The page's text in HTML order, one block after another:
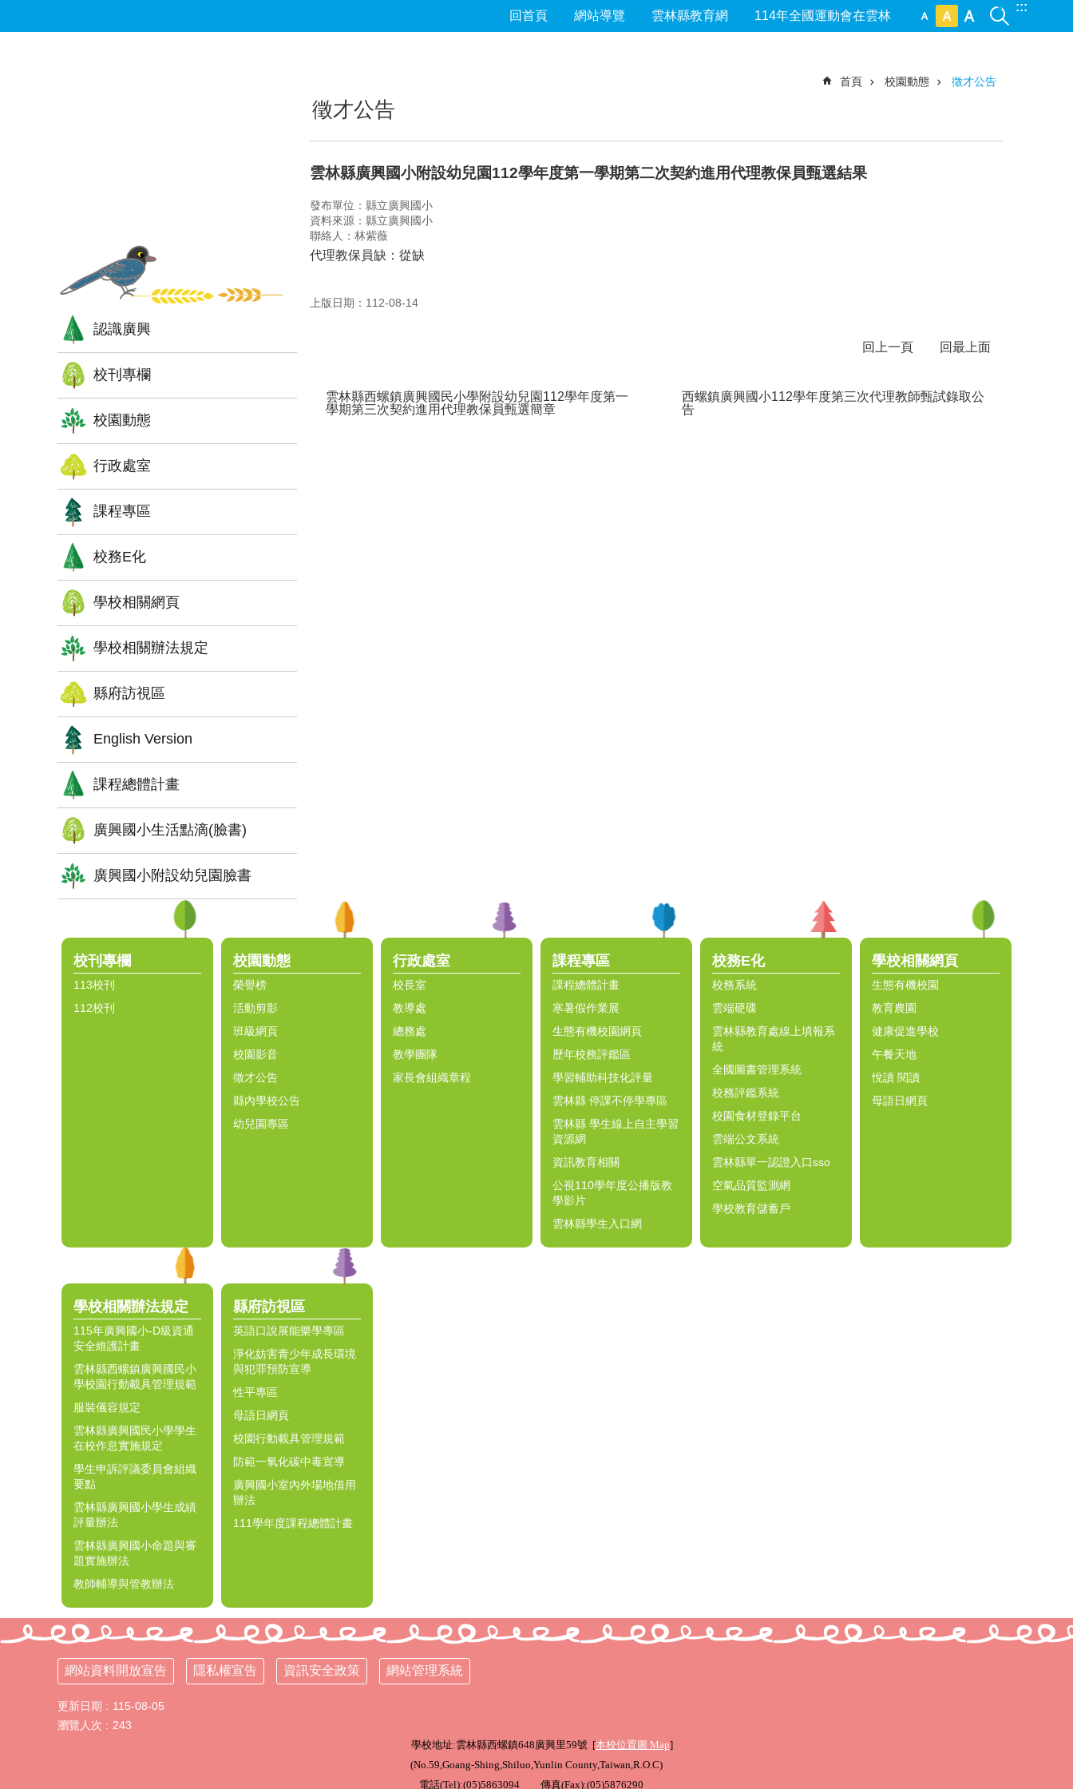
:::
回首頁 網站導覽 雲林縣教育網 114年全國運動會在雲林
認識廣興
校刊專欄
校園動態
行政處室
課程專區
校務E化
學校相關網頁
學校相關辦法規定
縣府訪視區
English Version
課程總體計畫
廣興國小生活點滴(臉書)
廣興國小附設幼兒園臉書
首頁 校園動態 徵才公告
徵才公告
雲林縣廣興國小附設幼兒園112學年度第一學期第二次契約進用代理教保員甄選結果
發布單位：縣立廣興國小
資料來源：縣立廣興國小
聯絡人：林紫薇
代理教保員缺：從缺
上版日期：112-08-14
回上一頁 回最上面
雲林縣西螺鎮廣興國民小學附設幼兒園112學年度第一
學期第三次契約進用代理教保員甄選簡章
西螺鎮廣興國小112學年度第三次代理教師甄試錄取公
告
校刊專欄
113校刊
112校刊
校園動態
榮譽榜
活動剪影
班級網頁
校園影音
徵才公告
縣內學校公告
幼兒園專區
行政處室
校長室
教導處
總務處
教學團隊
家長會組織章程
課程專區
課程總體計畫
寒暑假作業展
生態有機校園網頁
歷年校務評鑑區
學習輔助科技化評量
雲林縣 停課不停學專區
雲林縣 學生線上自主學習
資源網
資訊教育相關
公視110學年度公播版教
學影片
雲林縣學生入口網
校務E化
校務系統
雲端硬碟
雲林縣教育處線上填報系
統
全國圖書管理系統
校務評鑑系統
校園食材登錄平台
雲端公文系統
雲林縣單一認證入口sso
空氣品質監測網
學校教育儲蓄戶
學校相關網頁
生態有機校園
教育農園
健康促進學校
午餐天地
悅讀 閱讀
母語日網頁
學校相關辦法規定
115年廣興國小-D級資通
安全維護計畫
雲林縣西螺鎮廣興國民小
學校園行動載具管理規範
服裝儀容規定
雲林縣廣興國民小學學生
在校作息實施規定
學生申訴評議委員會組織
要點
雲林縣廣興國小學生成績
評量辦法
雲林縣廣興國小命題與審
題實施辦法
教師輔導與管教辦法
縣府訪視區
英語口說展能樂學專區
淨化妨害青少年成長環境
與犯罪預防宣導
性平專區
母語日網頁
校園行動載具管理規範
防範一氧化碳中毒宣導
廣興國小室內外場地借用
辦法
111學年度課程總體計畫
網站資料開放宣告 隱私權宣告 資訊安全政策 網站管理系統
更新日期
115-08-05
瀏覽人次
243
學校地址:雲林縣西螺鎮648廣興里59號 [本校位置圖 Map]
(No.59,Goang-Shing,Shiluo,Yunlin County,Taiwan,R.O.C)
電話(Tel):(05)5863094 傳真(Fax):(05)5876290